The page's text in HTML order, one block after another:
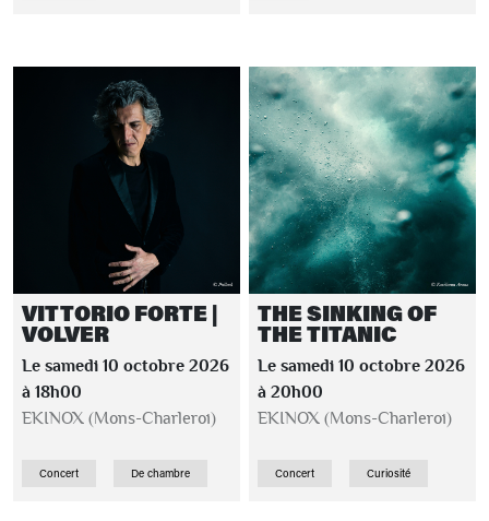
VITTORIO FORTE |
VOLVER
Le samedi 10 octobre 2026
à 18h00
EKINOX (Mons-Charleroi)
Concert De chambre
THE SINKING OF
THE TITANIC
Le samedi 10 octobre 2026
à 20h00
EKINOX (Mons-Charleroi)
Concert Curiosité